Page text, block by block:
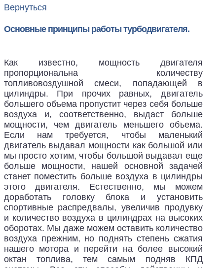
Вернуться
Основные принципы работы турбодвигателя.
Как известно, мощность двигателя
пропорциональна количеству
топливовоздушной смеси, попадающей в
цилиндры. При прочих равных, двигатель
большего объема пропустит через себя больше
воздуха и, соответственно, выдаст больше
мощности, чем двигатель меньшего объема.
Если нам требуется, чтобы маленький
двигатель выдавал мощности как большой или
мы просто хотим, чтобы большой выдавал еще
больше мощности, нашей основной задачей
станет поместить больше воздуха в цилиндры
этого двигателя. Естественно, мы можем
доработать головку блока и установить
спортивные распредвалы, увеличив продувку
и количество воздуха в цилиндрах на высоких
оборотах. Мы даже можем оставить количество
воздуха прежним, но поднять степень сжатия
нашего мотора и перейти на более высокий
октан топлива, тем самым подняв КПД